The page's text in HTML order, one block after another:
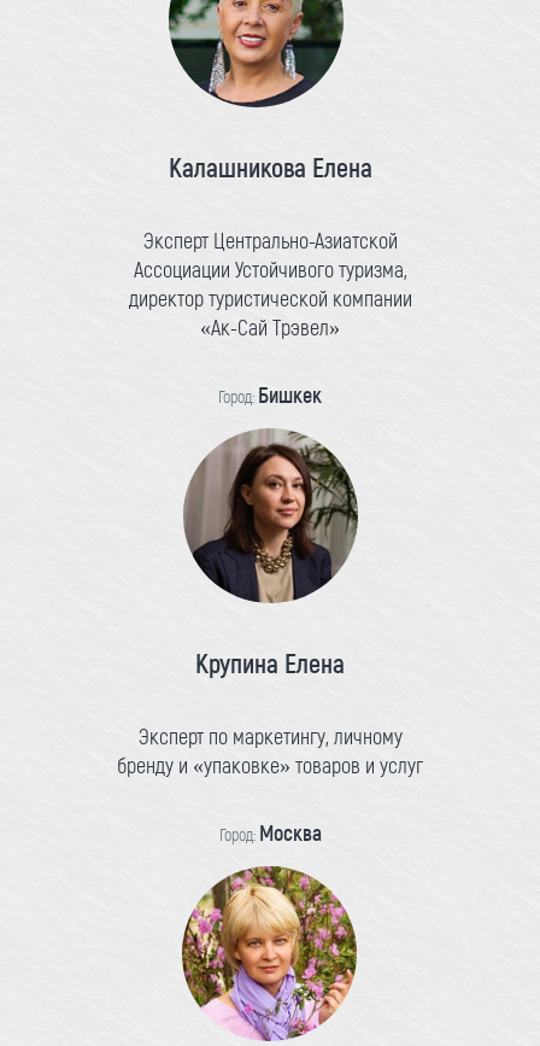
Калашникова Елена
Эксперт Центрально-Азиатской
Ассоциации Устойчивого туризма,
директор туристической компании
«Ак-Сай Трэвел»
Город: Бишкек
Крупина Елена
Эксперт по маркетингу, личному
бренду и «упаковке» товаров и услуг
Город: Москва